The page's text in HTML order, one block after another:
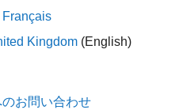
Français
Kingdom (English)
お問い合わせ